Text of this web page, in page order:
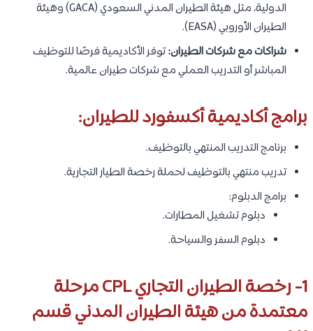
الدولية، مثل هيئة الطيران المدني السعودي (GACA) وهيئة
الطيران الأوروبي (EASA).
شراكات مع شركات الطيران:توفر الأكاديمية فرصًا للتوظيف
المباشر أو التدريب العملي مع شركات طيران عالمية.
برامج أكاديمية أكسفورد للطيران:
برنامج التدريب المنتهي بالتوظيف.
تدريب منتهي بالتوظيف لحملة رخصة الطيار التجارية.
برامج الدبلوم:
دبلوم تشغيل المطارات.
دبلوم السفر والسياحة.
1- رخصة الطيران التجاري CPL مرحلة
معتمدة من هيئة الطيران المدني قسم